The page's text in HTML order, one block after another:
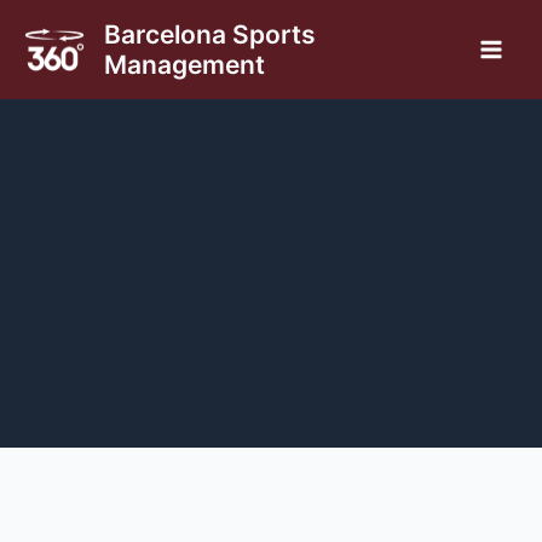
content
Barcelona Sports
Management